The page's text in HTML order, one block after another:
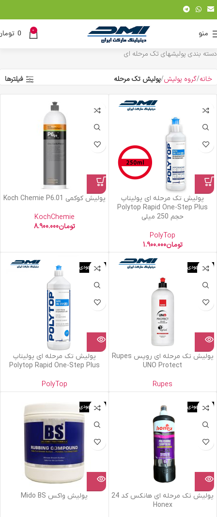
منو 0
0
دسته بندی پولیشهای تک مرحله ای
خانه گروه پولیش پولیش تک مرحله فیلترها
پولیش تک مرحله ای پولیتاپ
Polytop Rapid One-Step Plus
حجم 250 میلی
PolyTop
تومان1.900.000
پولیش کوکمی Koch Chemie P6.01
KochChemie
تومان8.900.000
اتمام موجودی
پولیش تک مرحله ای روپس Rupes
UNO Protect
Rupes
اتمام موجودی
پولیش تک مرحله ای پولیتاپ
Polytop Rapid One-Step Plus
PolyTop
اتمام موجودی
پولیش تک مرحله ای هانکس کد 24
Honex
اتمام موجودی
پولیش واکس Mido BS